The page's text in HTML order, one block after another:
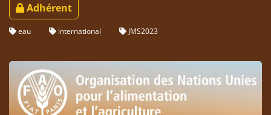
Adhérent
eau international JMS2023